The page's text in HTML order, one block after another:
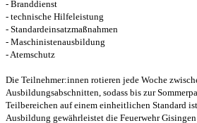
- Branddienst
- technische Hilfeleistung
- Standardeinsatzmaßnahmen
- Maschinistenausbildung
- Atemschutz
Die Teilnehmer:innen rotieren jede Woche
Ausbildungsabschnitten, sodass bis zur
Teilbereichen auf einem einheitlichen Standard
Ausbildung gewährleistet die Feuerwehr